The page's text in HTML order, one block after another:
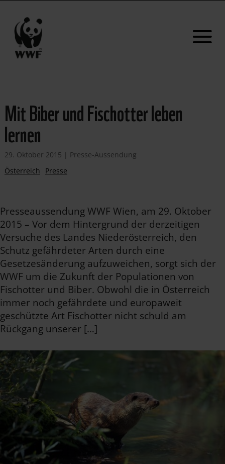
Mit Biber und Fischotter leben
lernen
29. Oktober 2015 | Presse-Aussendung
Österreich
Presse
Presseaussendung WWF Wien, am 29. Oktober
2015 – Vor dem Hintergrund der derzeitigen
Versuche des Landes Niederösterreich, den
Schutz gefährdeter Arten durch eine
Gesetzesänderung aufzuweichen, sorgt sich der
WWF um die Zukunft der Populationen von
Fischotter und Biber. Obwohl die in Österreich
immer noch gefährdete und europaweit
geschützte Art Fischotter nicht schuld am
Rückgang unserer […]